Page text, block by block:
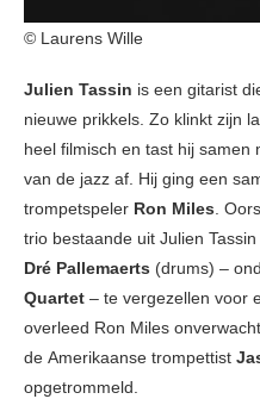
© Laurens Wille
Julien Tassin is een gitarist
nieuwe prikkels. Zo klinkt zijn
heel filmisch en tast hij samen
van de jazz af. Hij ging een
trompetspeler Ron Miles.
trio bestaande uit Julien
Dré Pallemaerts (drums) –
Quartet – te vergezellen voor
overleed Ron Miles
de Amerikaanse trompettist
opgetrommeld.